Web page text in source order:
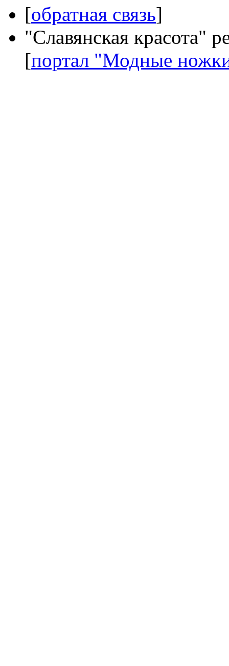
[обратная связь]
"Славянская красота"
[портал "Модные